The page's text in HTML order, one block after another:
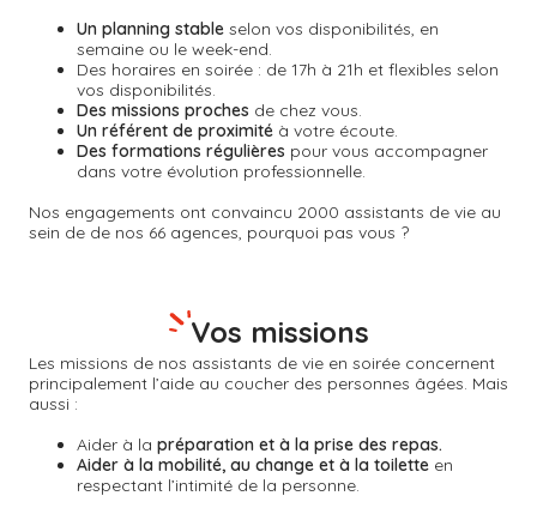
Un planning stable selon vos disponibilités, en
semaine ou le week-end.
Des horaires en soirée : de 17h à 21h et flexibles selon
vos disponibilités.
Des missions proches de chez vous.
Un référent de proximité à votre écoute.
Des formations régulières pour vous accompagner
dans votre évolution professionnelle.
Nos engagements ont convaincu 2000 assistants de vie au
sein de de nos 66 agences, pourquoi pas vous ?
Les missions de nos assistants de vie en soirée concernent
principalement l’aide au coucher des personnes âgées. Mais
aussi :
Aider à la préparation et à la prise des repas.
Aider à la mobilité, au change et à la toilette en
respectant l’intimité de la personne.
Vos missions